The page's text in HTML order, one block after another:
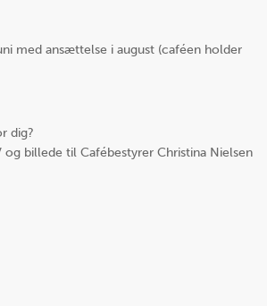
med ansættelse i august (caféen holder
dig?
og billede til Cafébestyrer Christina Nielsen